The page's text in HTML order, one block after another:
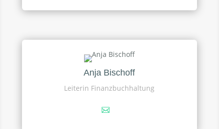
Anja Bischoff
Leiterin Finanzbuchhaltung